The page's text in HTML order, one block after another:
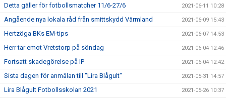
Detta gäller för fotbollsmatcher 11/6-27/6 2021-06-11 10:28
Angående nya lokala råd från smittskydd Värmland 2021-06-09 15:43
Hertzöga BKs EM-tips 2021-06-07 14:53
Herr tar emot Vretstorp på söndag 2021-06-04 12:46
Fortsatt skadegörelse på IP 2021-06-04 12:42
Sista dagen för anmälan till "Lira Blågult" 2021-05-31 14:57
Lira Blågult Fotbollsskolan 2021 2021-05-26 10:37